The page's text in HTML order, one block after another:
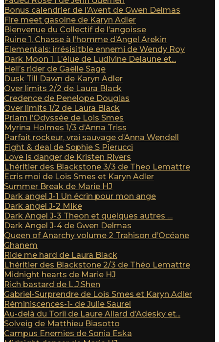
Bonus calendrier de l’Avent de Gwen Delmas
Fire meet gasolne de Karyn Adler
Bienvenue du Collectif de l’angoisse
Ruine 1. Chasse à l’homme d’Angel Arekin
Elementals: irrésisitble ennemi de Wendy Roy
Dark Moon 1. L’élue de Ludivine Delaune et...
Hell’s rider de Gaëlle Sage
Dusk Till Dawn de Karyn Adler
Over limits 2/2 de Laura Black
Credence de Penelope Douglas
Over limits 1/2 de Laura Black
Priam l’Odyssée de Lois Smes
Myrina Holmes 1/3 d’Anna Triss
Parfait rockeur, vrai sauvage d’Anna Wendell
Fight & deal de Sophie S Pierucci
Love is danger de Kristen Rivers
L’héritier des Blackstone 3/3 de Theo Lemattre
Ecris moi de Lois Smes et Karyn Adler
Summer Break de Marie HJ
Dark angel J-1 Un écrin pour mon ange
Dark angel J-2 Mike
Dark Angel J-3 Theon et quelques autres …
Dark Angel J-4 de Gwen Delmas
Queen of Anarchy volume 2 Trahison d’Océane
Ghanem
Ride me hard de Laura Black
L’héritier des Blackstone 2/3 de Théo Lemattre
Midnight hearts de Marie HJ
Rich bastard de L.J.Shen
Gabriel-Surprendre de Lois Smes et Karyn Adler
Réminiscences-1- de Julie Saurel
Au-delà du Torii de Laure Allard d’Adesky et...
Solveig de Matthieu Biasotto
Campus Enemies de Sonia Eska